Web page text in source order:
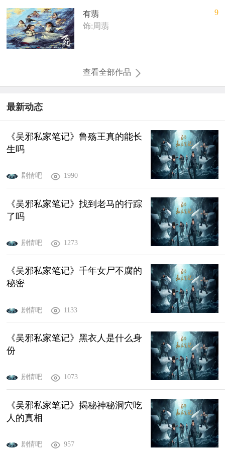
有翡
饰:周翡
9
查看全部作品
最新动态
《吴邪私家笔记》鲁殇王真的能长
生吗
剧情吧 1990
《吴邪私家笔记》找到老马的行踪
了吗
剧情吧 1273
《吴邪私家笔记》千年女尸不腐的
秘密
剧情吧 1133
《吴邪私家笔记》黑衣人是什么身
份
剧情吧 1073
《吴邪私家笔记》揭秘神秘洞穴吃
人的真相
剧情吧 957